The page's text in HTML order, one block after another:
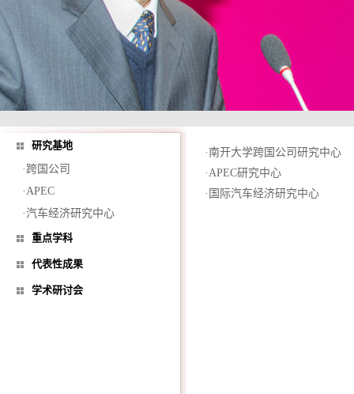
研究基地
·跨国公司
·APEC
·汽车经济研究中心
重点学科
代表性成果
学术研讨会
·南开大学跨国公司研究中心
·APEC研究中心
· 国际汽车经济研究中心